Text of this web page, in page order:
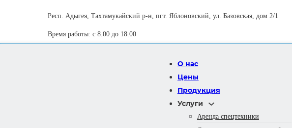
Респ. Адыгея, Тахтамукайский р-н, пгт. Яблоновский, ул. Базовская, дом 2/1
Время работы: с 8.00 до 18.00
О нас
Цены
Продукция
Услуги
Аренда спецтехники